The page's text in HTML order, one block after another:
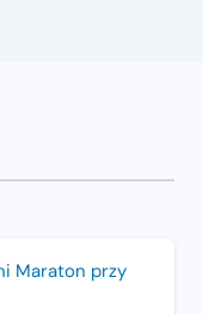
Maraton przy